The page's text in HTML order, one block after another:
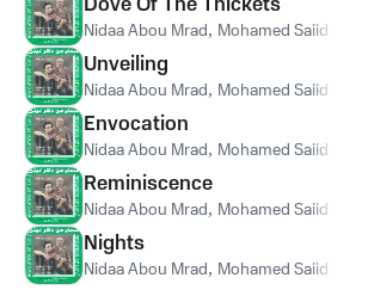
Nidaa Abou Mrad, Mohamed Saiid Chami
Unveiling
Nidaa Abou Mrad, Mohamed Saiid Chami
Envocation
Nidaa Abou Mrad, Mohamed Saiid Chami
Reminiscence
Nidaa Abou Mrad, Mohamed Saiid Chami
Nights
Nidaa Abou Mrad, Mohamed Saiid Chami